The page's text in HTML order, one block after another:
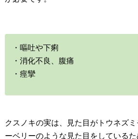
・嘔吐や下痢
・消化不良、腹痛
・痙攣
クスノキの実は、見た目がトウネズ
ーベリーのような見た目をしている